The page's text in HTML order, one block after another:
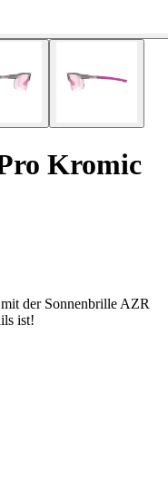
Kromic
der Sonnenbrille AZR
ist!